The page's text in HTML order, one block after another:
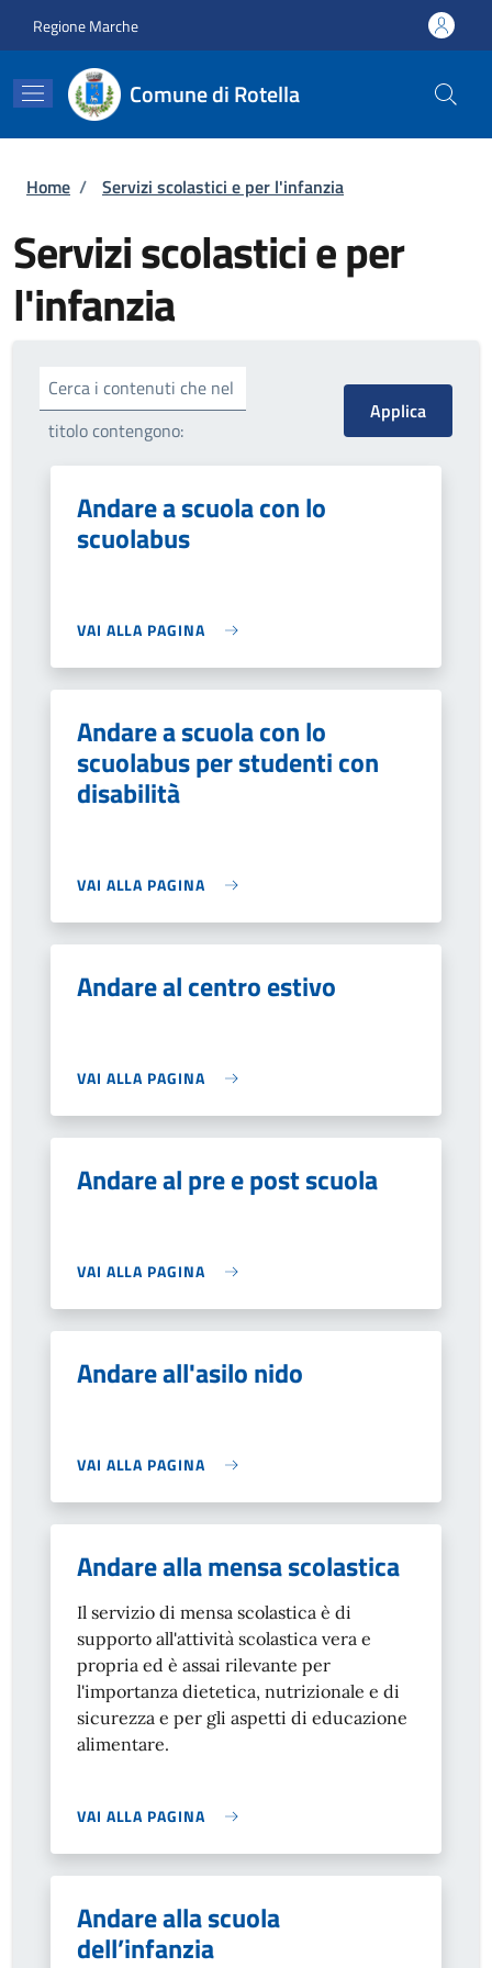
Regione Marche
Comune di Rotella
Briciole di pane
Home / Servizi scolastici e per l'infanzia
Servizi scolastici e per
l'infanzia
Cerca i contenuti che nel
titolo contengono:
Andare a scuola con lo
scuolabus
VAI ALLA PAGINA
Andare a scuola con lo
scuolabus per studenti con
disabilità
VAI ALLA PAGINA
Andare al centro estivo
VAI ALLA PAGINA
Andare al pre e post scuola
VAI ALLA PAGINA
Andare all'asilo nido
VAI ALLA PAGINA
Andare alla mensa scolastica
Il servizio di mensa scolastica è di
supporto all'attività scolastica vera e
propria ed è assai rilevante per
l'importanza dietetica, nutrizionale e di
sicurezza e per gli aspetti di educazione
alimentare.
VAI ALLA PAGINA
Andare alla scuola
dell’infanzia